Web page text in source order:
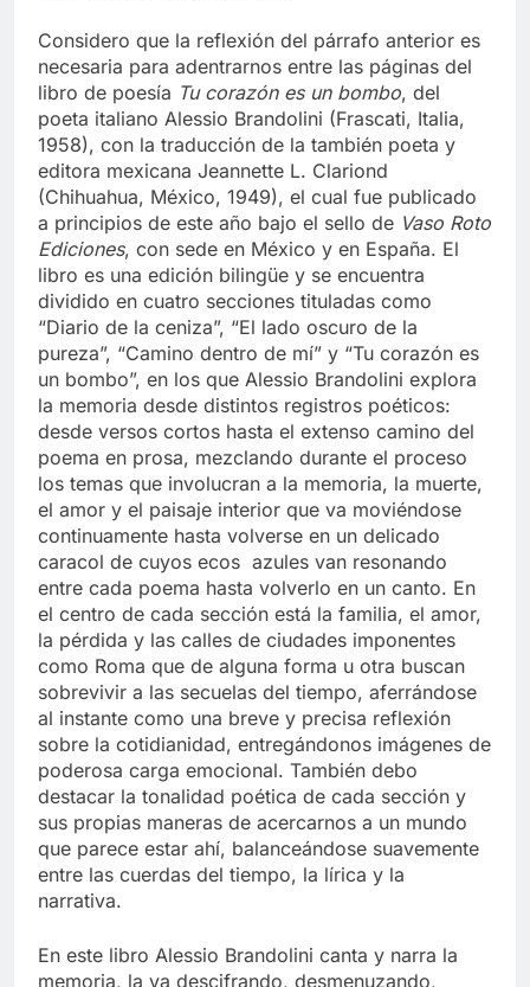
Considero que la reflexión del párrafo anterior es
necesaria para adentrarnos entre las páginas del
libro de poesía Tu corazón es un bombo, del
poeta italiano Alessio Brandolini (Frascati, Italia,
1958), con la traducción de la también poeta y
editora mexicana Jeannette L. Clariond
(Chihuahua, México, 1949), el cual fue publicado
a principios de este año bajo el sello de Vaso Roto
Ediciones, con sede en México y en España. El
libro es una edición bilingüe y se encuentra
dividido en cuatro secciones tituladas como
“Diario de la ceniza”, “El lado oscuro de la
pureza”, “Camino dentro de mí” y “Tu corazón es
un bombo”, en los que Alessio Brandolini explora
la memoria desde distintos registros poéticos:
desde versos cortos hasta el extenso camino del
poema en prosa, mezclando durante el proceso
los temas que involucran a la memoria, la muerte,
el amor y el paisaje interior que va moviéndose
continuamente hasta volverse en un delicado
caracol de cuyos ecos azules van resonando
entre cada poema hasta volverlo en un canto. En
el centro de cada sección está la familia, el amor,
la pérdida y las calles de ciudades imponentes
como Roma que de alguna forma u otra buscan
sobrevivir a las secuelas del tiempo, aferrándose
al instante como una breve y precisa reflexión
sobre la cotidianidad, entregándonos imágenes de
poderosa carga emocional. También debo
destacar la tonalidad poética de cada sección y
sus propias maneras de acercarnos a un mundo
que parece estar ahí, balanceándose suavemente
entre las cuerdas del tiempo, la lírica y la
narrativa.
En este libro Alessio Brandolini canta y narra la
memoria, la va descifrando, desmenuzando,